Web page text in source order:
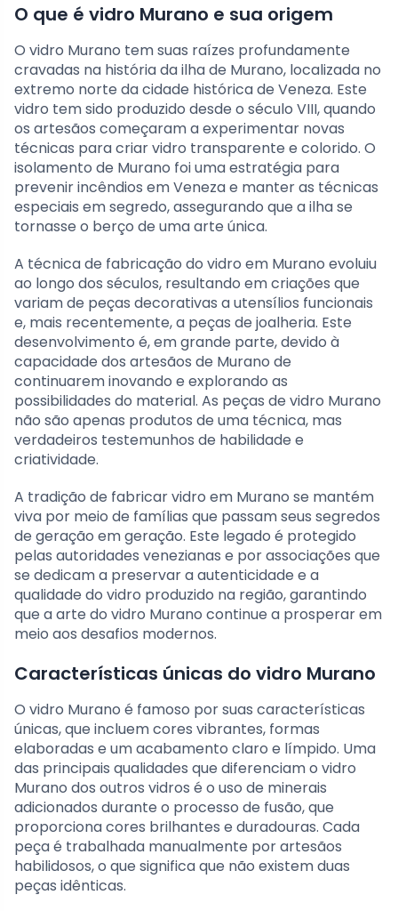
O que é vidro Murano e sua origem
O vidro Murano tem suas raízes profundamente
cravadas na história da ilha de Murano, localizada no
extremo norte da cidade histórica de Veneza. Este
vidro tem sido produzido desde o século VIII, quando
os artesãos começaram a experimentar novas
técnicas para criar vidro transparente e colorido. O
isolamento de Murano foi uma estratégia para
prevenir incêndios em Veneza e manter as técnicas
especiais em segredo, assegurando que a ilha se
tornasse o berço de uma arte única.
A técnica de fabricação do vidro em Murano evoluiu
ao longo dos séculos, resultando em criações que
variam de peças decorativas a utensílios funcionais
e, mais recentemente, a peças de joalheria. Este
desenvolvimento é, em grande parte, devido à
capacidade dos artesãos de Murano de
continuarem inovando e explorando as
possibilidades do material. As peças de vidro Murano
não são apenas produtos de uma técnica, mas
verdadeiros testemunhos de habilidade e
criatividade.
A tradição de fabricar vidro em Murano se mantém
viva por meio de famílias que passam seus segredos
de geração em geração. Este legado é protegido
pelas autoridades venezianas e por associações que
se dedicam a preservar a autenticidade e a
qualidade do vidro produzido na região, garantindo
que a arte do vidro Murano continue a prosperar em
meio aos desafios modernos.
Características únicas do vidro Murano
O vidro Murano é famoso por suas características
únicas, que incluem cores vibrantes, formas
elaboradas e um acabamento claro e límpido. Uma
das principais qualidades que diferenciam o vidro
Murano dos outros vidros é o uso de minerais
adicionados durante o processo de fusão, que
proporciona cores brilhantes e duradouras. Cada
peça é trabalhada manualmente por artesãos
habilidosos, o que significa que não existem duas
peças idênticas.